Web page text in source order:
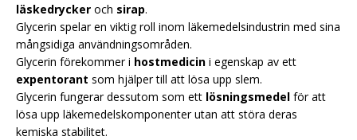
läskedrycker och sirap.
Glycerin spelar en viktig roll inom läkemedelsindustrin med sina
mångsidiga användningsområden.
Glycerin förekommer i hostmedicin i egenskap av ett
expentorant som hjälper till att lösa upp slem.
Glycerin fungerar dessutom som ett lösningsmedel för att
lösa upp läkemedelskomponenter utan att störa deras
kemiska stabilitet.